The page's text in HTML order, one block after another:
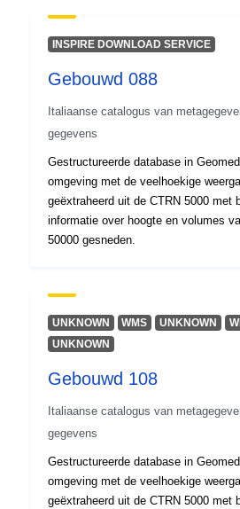
INSPIRE DOWNLOAD SERVICE
Gebouwd 088
Italiaanse catalogus van
gegevens
Gestructureerde database in
omgeving met de veelhoekige
geëxtraheerd uit de CTRN 5000 met
informatie over hoogte en volumes
50000 gesneden.
UNKNOWN WMS UNKNOWN
UNKNOWN
Gebouwd 108
Italiaanse catalogus van
gegevens
Gestructureerde database in
omgeving met de veelhoekige
geëxtraheerd uit de CTRN 5000 met